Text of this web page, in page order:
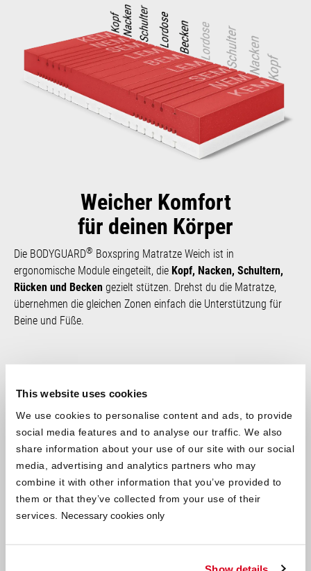
This website uses cookies
We use cookies to personalise content and ads, to provide
social media features and to analyse our traffic. We also
share information about your use of our site with our social
media, advertising and analytics partners who may
combine it with other information that you’ve provided to
them or that they’ve collected from your use of their
services. Necessary cookies only
Show details
Weicher Komfort
für deinen Körper
Die BODYGUARD® Boxspring Matratze Weich ist in
ergonomische Module eingeteilt, die Kopf, Nacken, Schultern,
Rücken und Becken gezielt stützen. Drehst du die Matratze,
übernehmen die gleichen Zonen einfach die Unterstützung für
Beine und Füße.